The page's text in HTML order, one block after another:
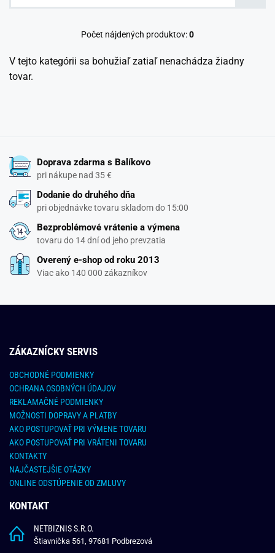
Počet nájdených produktov:0
V tejto kategórii sa bohužiaľ zatiaľ nenachádza žiadny
tovar.
Doprava zdarma s Balíkovo
pri nákupe nad 35 €
Dodanie do druhého dňa
pri objednávke tovaru skladom do 15:00
Bezproblémové vrátenie a výmena
tovaru do 14 dní od jeho prevzatia
Overený e-shop od roku 2013
Viac ako 140 000 zákazníkov
ZÁKAZNÍCKY SERVIS
OBCHODNÉ PODMIENKY
OCHRANA OSOBNÝCH ÚDAJOV
REKLAMAČNÉ PODMIENKY
MOŽNOSTI DOPRAVY A PLATBY
AKO POSTUPOVAŤ PRI VÝMENE TOVARU
AKO POSTUPOVAŤ PRI VRÁTENI TOVARU
KONTAKTY
NAJČASTEJŠIE OTÁZKY
ONLINE ODSTÚPENIE OD ZMLUVY
KONTAKT
NETBIZNIS S.R.O.
Štiavnička 561, 97681 Podbrezová